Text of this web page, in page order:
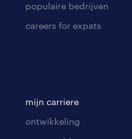
populaire bedrijven
careers for expats
mijn carriere
ontwikkeling